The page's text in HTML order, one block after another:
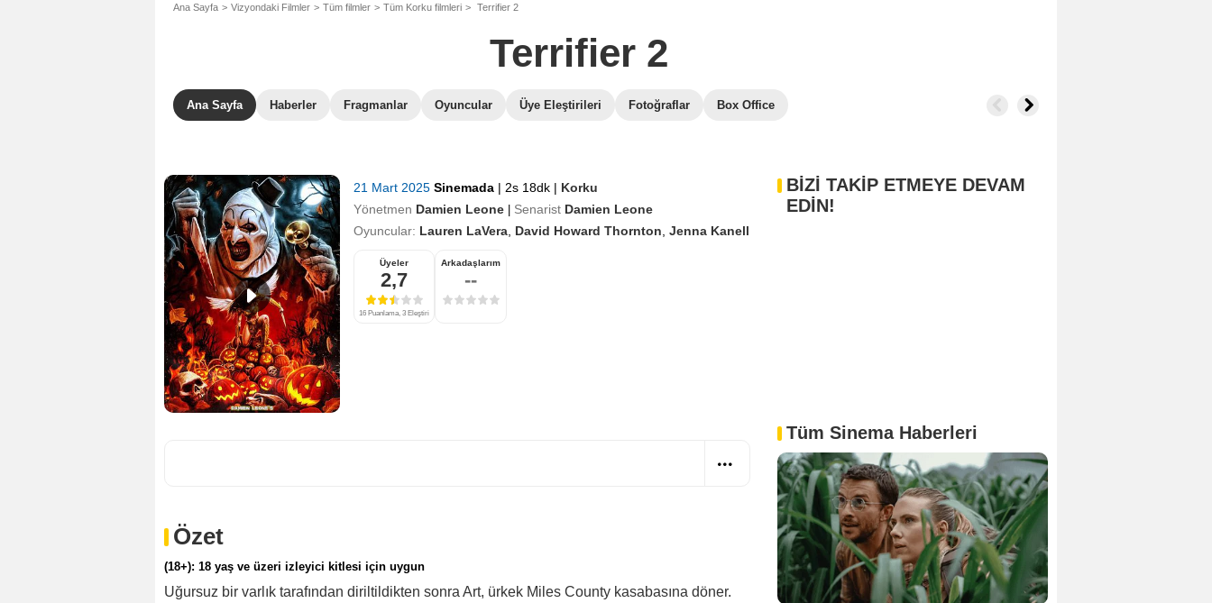
Ana Sayfa Vizyondaki Filmler Tüm filmler Tüm Korku filmleri Terrifier 2
Terrifier 2
Ana Sayfa Haberler Fragmanlar Oyuncular Üye Eleştirileri Fotoğraflar Box Office
21 Mart 2025 Sinemada | 2s 18dk | Korku
Yönetmen Damien Leone Senarist Damien Leone
Oyuncular: Lauren LaVera David Howard Thornton Jenna Kanell
Üyeler
2,7
16 Puanlama, 3 Eleştiri
Arkadaşlarım
--
Özet
(18+): 18 yaş ve üzeri izleyici kitlesi için uygun
Uğursuz bir varlık tarafından diriltildikten sonra Art, ürkek Miles County kasabasına döner.
BİZİ TAKİP ETMEYE DEVAM
EDİN!
Tüm Sinema Haberleri